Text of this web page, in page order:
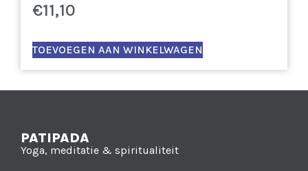
€11,10
TOEVOEGEN AAN WINKELWAGEN
PATIPADA
Yoga, meditatie & spiritualiteit